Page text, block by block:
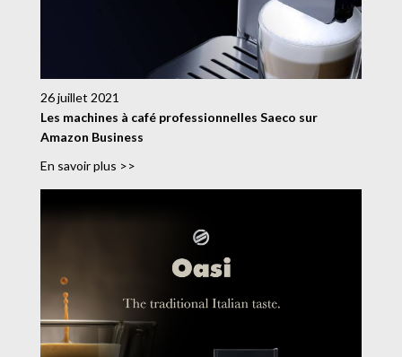
26 juillet 2021
Les machines à café professionnelles Saeco sur
Amazon Business
En savoir plus >>